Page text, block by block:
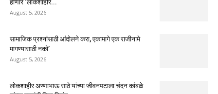
होणार ‘लोकशाहीर...
August 5, 2026
सामाजिक प्रश्नांसाठी आंदोलने करा, एकामागे एक राजीनामे
मागण्यासाठी नको’
August 5, 2026
लोकशाहीर अण्णाभाऊ साठे यांच्या जीवनपटाला चंदन कांबळे